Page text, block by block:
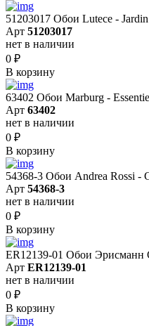
51203017 Обои Lutece -
Арт 51203017
нет в наличии
0 ₽
В корзину
63402 Обои Marburg -
Арт 63402
нет в наличии
0 ₽
В корзину
54368-3 Обои Andrea Rossi -
Арт 54368-3
нет в наличии
0 ₽
В корзину
ER12139-01 Обои Эрисманн
Арт ER12139-01
нет в наличии
0 ₽
В корзину